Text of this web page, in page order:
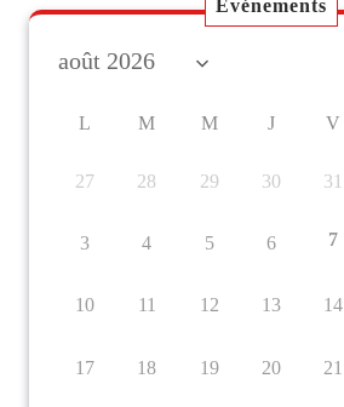
Evénements
L M M J V
27 28 29 30 31
3 4 5 6 7
10 11 12 13 14
17 18 19 20 21